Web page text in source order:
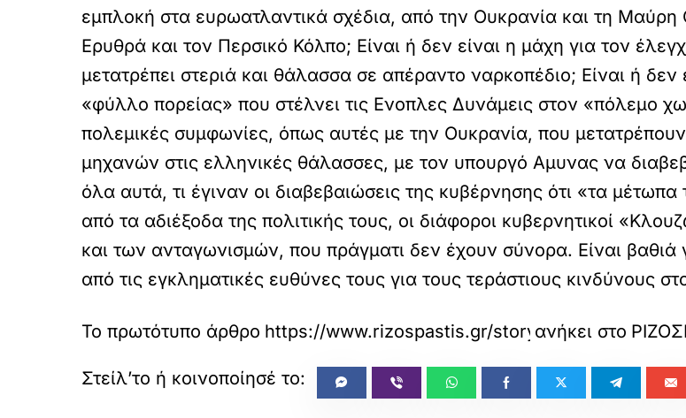
εμπλοκή στα ευρωατλαντικά σχέδια, από την Ουκρανία και τη
Ερυθρά και τον Περσικό Κόλπο; Είναι ή δεν είναι η μάχη για τον
μετατρέπει στεριά και θάλασσα σε απέραντο ναρκοπέδιο; Είναι ή δεν
«φύλλο πορείας» που στέλνει τις Ενοπλες Δυνάμεις στον «πόλεμο
πολεμικές συμφωνίες, όπως αυτές με την Ουκρανία, που
μηχανών στις ελληνικές θάλασσες, με τον υπουργό Αμυνας να
όλα αυτά, τι έγιναν οι διαβεβαιώσεις της κυβέρνησης ότι «τα
από τα αδιέξοδα της πολιτικής τους, οι διάφοροι κυβερνητικοί
και των ανταγωνισμών, που πράγματι δεν έχουν σύνορα. Είναι βαθιά
από τις εγκληματικές ευθύνες τους για τους τεράστιους κινδύνους
Το πρωτότυπο άρθρο https://www.rizospastis.gr/story.do?id=13281481
ανήκει στο